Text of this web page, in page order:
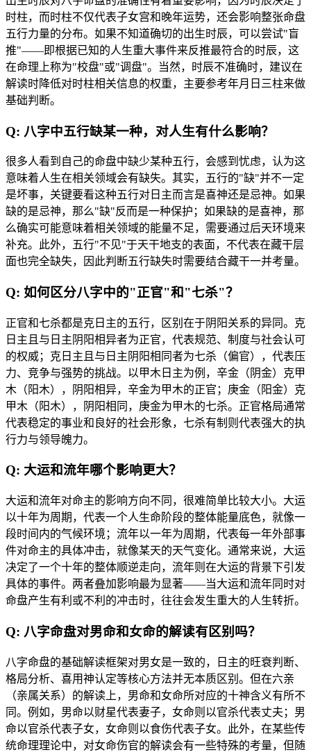
时柱，而时柱不仅代表子女宫和晚年运势，还会影响整张命盘
五行力量的分布。如果不知道确切的出生时辰，可以尝试"盲
推"——即根据已知的人生重大事件来反推最符合的时辰，这
在命理上称为"校盘"或"调盘"。当然，时辰不准确时，建议在
解读时降低对时柱相关信息的权重，主要参考年月日三柱来做
基础判断。
Q: 八字中五行缺某一种，对人生有什么影响？
很多人看到自己的命盘中缺少某种五行，会感到忧虑，认为这
意味着人生在相关领域会有缺失。其实，五行的"缺"并不一定
是坏事，关键要看这种五行对日主而言是喜神还是忌神。如果
缺的是忌神，那么"缺"反而是一种保护；如果缺的是喜神，那
么确实可能意味着相关领域的能量不足，需要通过后天环境来
补充。此外，五行"不见"于天干地支的表面，不代表在藏干层
面也完全缺失，因此判断五行缺失时需要结合藏干一并考量。
Q: 如何区分八字中的"正官"和"七杀"？
正官和七杀都是克日主的五行，区别在于阴阳关系的异同。克
日主且与日主阴阳相异者为正官，代表规范、制度与社会认可
的权威；克日主且与日主阴阳相同者为七杀（偏官），代表压
力、竞争与强势的挑战。以甲木日主为例，辛金（阴金）克甲
木（阳木），阴阳相异，辛金为甲木的正官；庚金（阳金）克
甲木（阳木），阴阳相同，庚金为甲木的七杀。正官格局通常
代表稳定的事业和良好的社会形象，七杀有制则代表强大的执
行力与领导魄力。
Q: 大运和流年哪个影响更大？
大运和流年对命主的影响方向不同，很难简单比较大小。大运
以十年为周期，代表一个人生命阶段的整体能量底色，就像一
段时间内的气候环境；流年以一年为周期，代表每一年外部事
件对命主的具体冲击，就像某天的天气变化。通常来说，大运
决定了一个十年的整体顺逆走向，流年则在大运的背景下引发
具体的事件。两者叠加影响最为显著——当大运和流年同时对
命盘产生有利或不利的冲击时，往往会发生重大的人生转折。
Q: 八字命盘对男命和女命的解读有区别吗？
八字命盘的基础解读框架对男女是一致的，日主的旺衰判断、
格局分析、喜用神认定等核心方法并无本质区别。但在六亲
（亲属关系）的解读上，男命和女命所对应的十神含义有所不
同。例如，男命以财星代表妻子，女命则以官杀代表丈夫；男
命以官杀代表子女，女命则以食伤代表子女。此外，在某些传
统命理理论中，对女命伤官的解读会有一些特殊的考量，但随